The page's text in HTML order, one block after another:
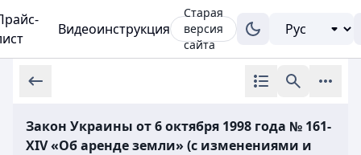
Видеоинструкция
Старая
версия
сайта
Закон Украины от 6 октября 1998 года № 161-
XIV «Об аренде земли» (с изменениями и